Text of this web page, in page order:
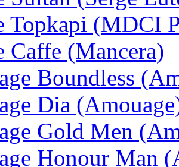
Topkapi (MDCI
Caffe (Mancera)
Boundless
Dia
Gold Men
Honour Man